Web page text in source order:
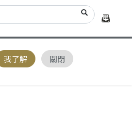
我了解 關閉